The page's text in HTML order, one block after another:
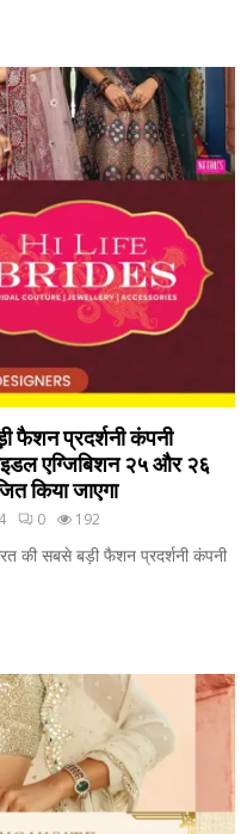
फैशन प्रदर्शनी कंपनी
एग्जिबिशन २५ और २६
किया जाएगा
0 192
की सबसे बड़ी फैशन प्रदर्शनी कंपनी